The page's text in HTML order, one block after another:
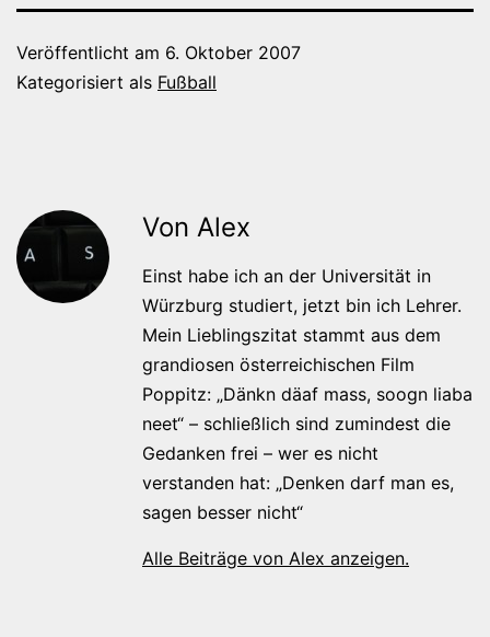
Veröffentlicht am 6. Oktober 2007
Kategorisiert als Fußball
Von Alex
Einst habe ich an der Universität in
Würzburg studiert, jetzt bin ich Lehrer.
Mein Lieblingszitat stammt aus dem
grandiosen österreichischen Film
Poppitz: „Dänkn däaf mass, soogn liaba
neet“ – schließlich sind zumindest die
Gedanken frei – wer es nicht
verstanden hat: „Denken darf man es,
sagen besser nicht“
Alle Beiträge von Alex anzeigen.